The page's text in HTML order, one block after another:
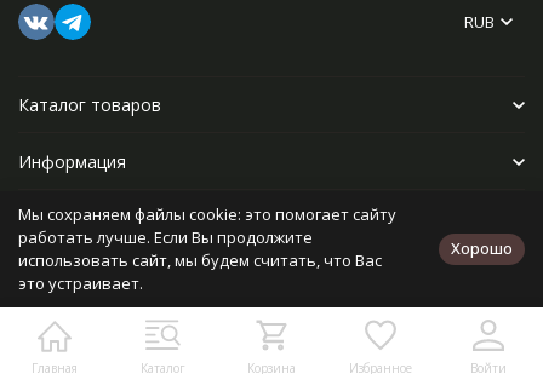
Главная Каталог Корзина Избранное Войти
RUB
Каталог товаров
Информация
Прочее
Политика персональных данных
Разработано в
bodysite.ru
Мы сохраняем файлы cookie: это помогает сайту
работать лучше. Если Вы продолжите
использовать сайт, мы будем считать, что Вас
это устраивает.
Хорошо